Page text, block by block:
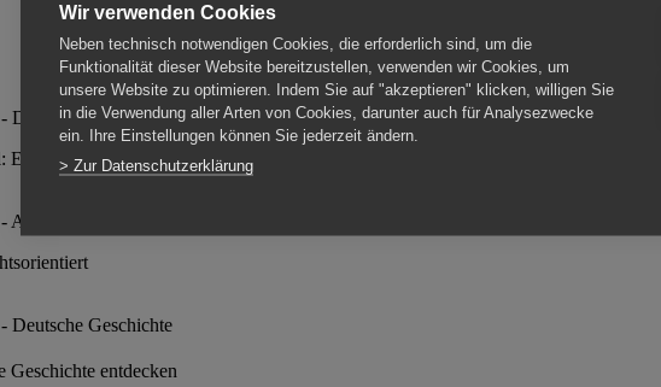
Einen Ort im Wandel erleben
Geschichte entdecken
Wir verwenden Cookies
Neben technisch notwendigen Cookies, die erforderlich sind, um die
Funktionalität dieser Website bereitzustellen, verwenden wir Cookies, um
unsere Website zu optimieren. Indem Sie auf "akzeptieren" klicken, willigen Sie
in die Verwendung aller Arten von Cookies, darunter auch für Analysezwecke
ein. Ihre Einstellungen können Sie jederzeit ändern.
> Zur Datenschutzerklärung